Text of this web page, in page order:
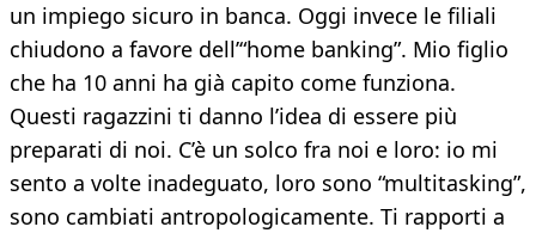
un impiego sicuro in banca. Oggi invece le filiali
chiudono a favore dell’“home banking”. Mio figlio
che ha 10 anni ha già capito come funziona.
Questi ragazzini ti danno l’idea di essere più
preparati di noi. C’è un solco fra noi e loro: io mi
sento a volte inadeguato, loro sono “multitasking”,
sono cambiati antropologicamente. Ti rapporti a